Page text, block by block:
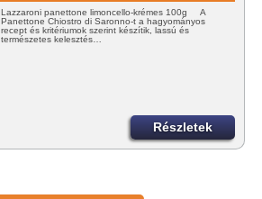
Lazzaroni panettone limoncello-krémes 100g A
Panettone Chiostro di Saronno-t a hagyományos
recept és kritériumok szerint készítik, lassú és
természetes kelesztés…
Részletek